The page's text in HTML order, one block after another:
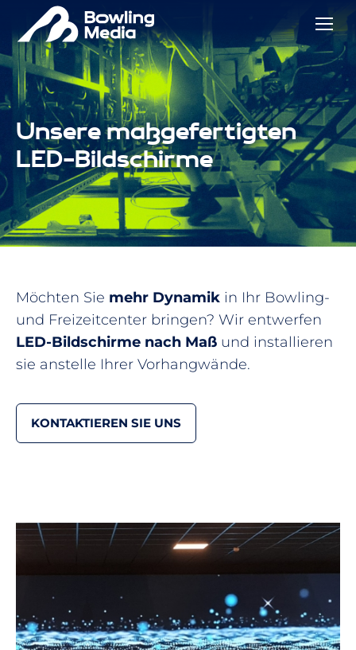
Unsere maßgefertigten
LED-Bildschirme
Möchten Sie mehr Dynamik in Ihr Bowling-
und Freizeitcenter bringen? Wir entwerfen
LED-Bildschirme nach Maß und installieren
sie anstelle Ihrer Vorhangwände.
KONTAKTIEREN SIE UNS